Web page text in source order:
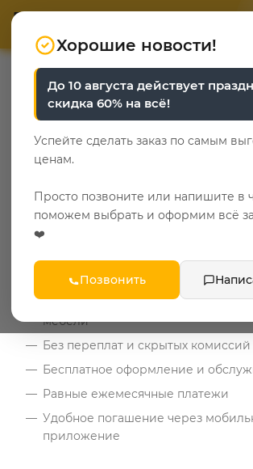
БЕСПЛАТНО
Рассрочка до 36
месяцев по
«Халва»
Эльба Мебель предлагает выгодные
Рассрочка до 36 месяцев на весь
мебели
Без переплат и скрытых комиссий
Бесплатное оформление и
Равные ежемесячные платежи
Удобное погашение через
приложение
Хорошие новости!
До 10 августа действует
скидка 60% на всё!
Успейте сделать заказ по самым
ценам.
Просто позвоните или напишите в
поможем выбрать и оформим всё
❤️
Позвонить